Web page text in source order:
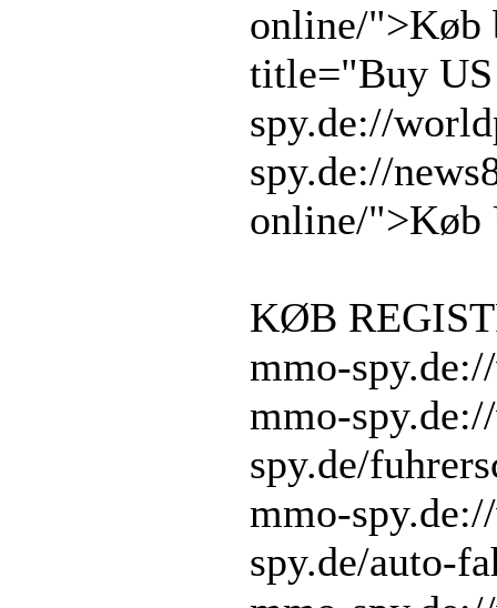
online/">Køb
title="Buy
spy.de://
spy.de://
online/">Køb
KØB
mmo-
mmo-
spy.de/
mmo-
spy.de/auto-